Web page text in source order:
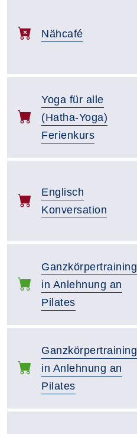
Nähcafé
Yoga für alle
(Hatha-Yoga)
Ferienkurs
Englisch
Konversation
Ganzkörpertraining
in Anlehnung an
Pilates
Ganzkörpertraining
in Anlehnung an
Pilates